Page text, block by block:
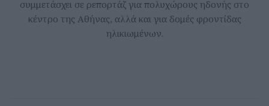
συμμετάσχει σε ρεπορτάζ για πολυχώρους ηδονής στο
κέντρο της Αθήνας, αλλά και για δομές φροντίδας
ηλικιωμένων.